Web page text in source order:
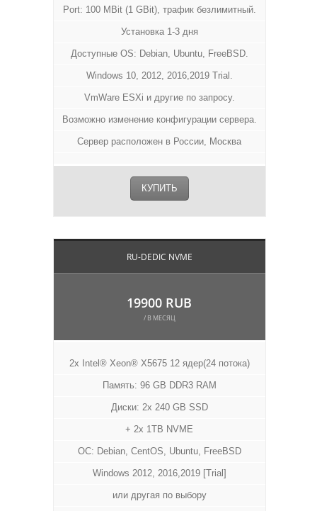
Port: 100 MBit (1 GBit), трафик безлимитный.
Установка 1-3 дня
Доступные OS: Debian, Ubuntu, FreeBSD.
Windows 10, 2012, 2016,2019 Trial.
VmWare ESXi и другие по запросу.
Возможно изменение конфигурации сервера.
Сервер расположен в России, Москва
КУПИТЬ
RU-DEDIC NVME
19900 RUB
/ В МЕСЯЦ
2x Intel® Xeon® X5675 12 ядер(24 потока)
Память: 96 GB DDR3 RAM
Диски: 2x 240 GB SSD
+ 2x 1TB NVME
ОС: Debian, CentOS, Ubuntu, FreeBSD
Windows 2012, 2016,2019 [Trial]
или другая по выбору